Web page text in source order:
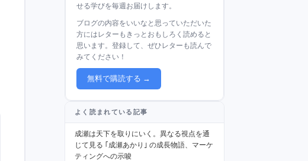
せる学びを毎週お届けします。
ブログの内容をいいなと思っていただいた
方にはレターもきっとおもしろく読めると
思います。登録して、ぜひレターも読んで
みてください！
無料で購読する →
よく読まれている記事
成瀬は天下を取りにいく。異なる視点を通
じて見る ｢成瀬あかり｣ の成長物語、マーケ
ティングへの示唆